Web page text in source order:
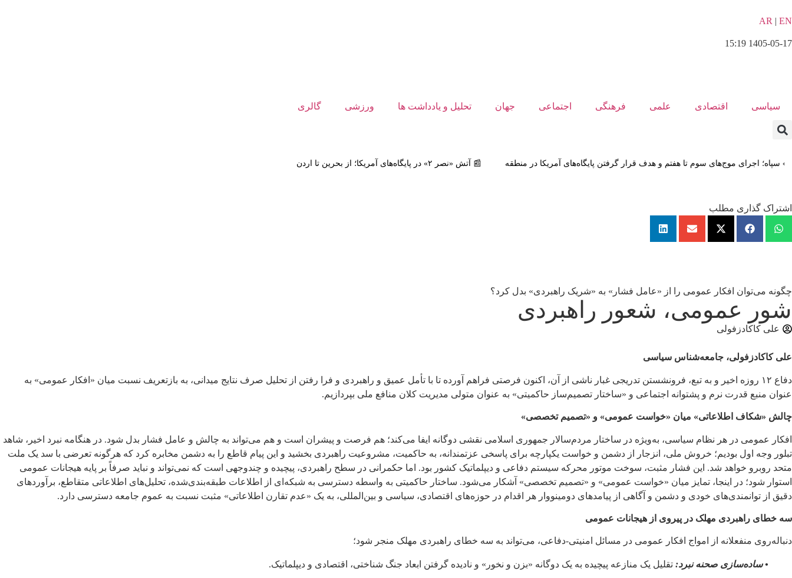
AR | EN
1405-05-17 15:19
سیاسی اقتصادی علمی فرهنگی اجتماعی جهان تحلیل و یادداشت ها ورزشی گالری
موج‌های سوم تا هفتم و هدف قرار گرفتن پایگاه‌های آمریکا در منطقه 📰آتش «نصر ۲» در پایگاه‌های آمریکا؛ از بحرین تا اردن
اشتراک گذاری مطلب
چگونه می‌توان افکار عمومی را از «عامل فشار» به «شریک راهبردی» بدل کرد؟
شور عمومی، شعور راهبردی
علی کاکادزفولی
علی کاکادزفولی، جامعه‌شناس سیاسی
دفاع ۱۲ روزه اخیر و به تبع، فرونشستن تدریجی غبار ناشی از آن، اکنون فرصتی فراهم آورده تا با تأمل عمیق و راهبردی و فرا رفتن از تحلیل صرف نتایج میدانی، به بازتعریف نسبت میان «افکار عمومی» به
عنوان منبع قدرت نرم و پشتوانه اجتماعی و «ساختار تصمیم‌ساز حاکمیتی» به عنوان متولی مدیریت کلان منافع ملی بپردازیم.
چالش «شکاف اطلاعاتی» میان «خواست عمومی» و «تصمیم تخصصی»
افکار عمومی در هر نظام سیاسی، به‌ویژه در ساختار مردم‌سالار جمهوری اسلامی نقشی دوگانه ایفا می‌کند؛ هم فرصت و پیشران است و هم می‌تواند به چالش و عامل فشار بدل شود. در هنگامه نبرد اخیر، شاهد
تبلور وجه اول بودیم؛ خروش ملی، انزجار از دشمن و خواست یکپارچه برای پاسخی عزتمندانه، به حاکمیت، مشروعیت راهبردی بخشید و این پیام قاطع را به دشمن مخابره کرد که هرگونه تعرضی با سد یک ملت
متحد روبرو خواهد شد. این فشار مثبت، سوخت موتور محرکه سیستم دفاعی و دیپلماتیک کشور بود. اما حکمرانی در سطح راهبردی، پیچیده و چندوجهی است که نمی‌تواند و نباید صرفاً بر پایه هیجانات عمومی
استوار شود؛ در اینجا، تمایز میان «خواست عمومی» و «تصمیم تخصصی» آشکار می‌شود. ساختار حاکمیتی به واسطه دسترسی به شبکه‌ای از اطلاعات طبقه‌بندی‌شده، تحلیل‌های اطلاعاتی متقاطع، برآوردهای
دقیق از توانمندی‌های خودی و دشمن و آگاهی از پیامدهای دومینووار هر اقدام در حوزه‌های اقتصادی، سیاسی و بین‌المللی، به یک «عدم تقارن اطلاعاتی» مثبت نسبت به عموم جامعه دسترسی دارد.
سه خطای راهبردی مهلک در پیروی از هیجانات عمومی
دنباله‌روی منفعلانه از امواج افکار عمومی در مسائل امنیتی-دفاعی، می‌تواند به سه خطای راهبردی مهلک منجر شود؛
• ساده‌سازی صحنه نبرد: تقلیل یک منازعه پیچیده به یک دوگانه «بزن و نخور» و نادیده گرفتن ابعاد جنگ شناختی، اقتصادی و دیپلماتیک.